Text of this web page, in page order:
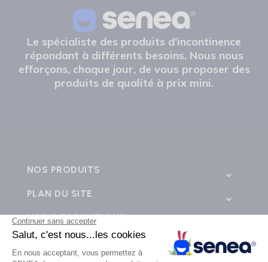
Le spécialiste des produits d’incontinence
répondant à différents besoins. Nous nous
efforçons, chaque jour, de vous proposer des
produits de qualité à prix mini.
NOS PRODUITS
PLAN DU SITE
NOS INFORMATIONS
CONTACTEZ-NOUS